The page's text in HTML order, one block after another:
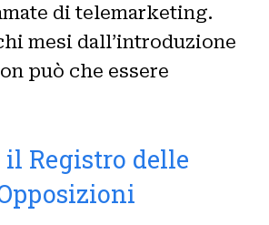
di telemarketing.
mesi dall’introduzione
può che essere
il Registro delle